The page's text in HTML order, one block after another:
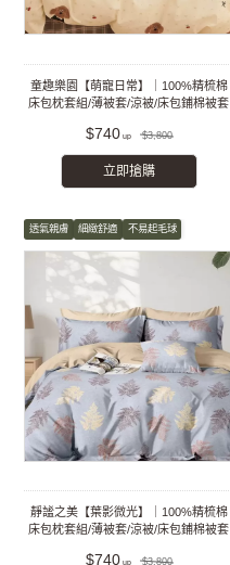
童趣樂園【萌寵日常】｜100%精梳棉
床包枕套組/薄被套/涼被/床包鋪棉被套
$740 $3,800
立即搶購
透氣親膚 細緻舒適 不易起毛球
靜謐之美【葉影微光】｜100%精梳棉
床包枕套組/薄被套/涼被/床包鋪棉被套
$740 $3,800